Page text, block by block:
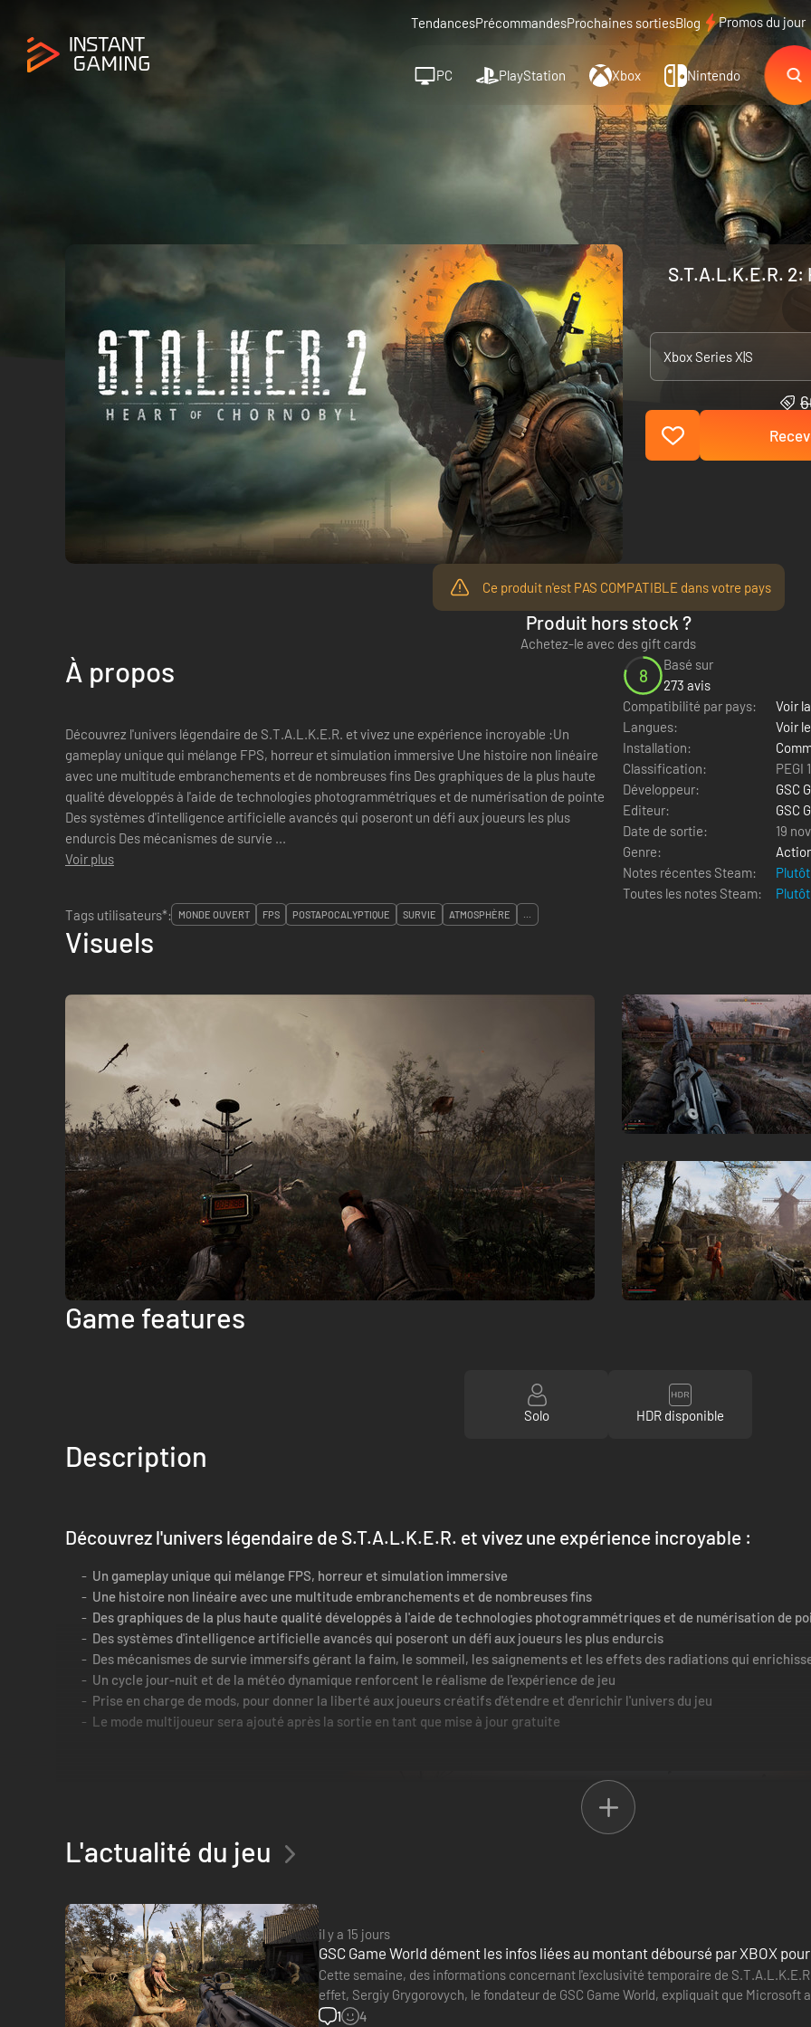
TendancesPrécommandesProchaines sortiesBlog Promos du jour
PC PlayStation Xbox Nintendo
S.T.A.L.K.E.R.
Xbox Series X|S
Ce produit n'est PAS COMPATIBLE dans votre pays
Produit hors stock ?
Achetez-le avec des gift cards
À propos
Découvrez l'univers légendaire de S.T.A.L.K.E.R. et vivez une expérience incroyable :Un
gameplay unique qui mélange FPS, horreur et simulation immersive Une histoire non linéaire
avec une multitude embranchements et de nombreuses fins Des graphiques de la plus haute
qualité développés à l'aide de technologies photogrammétriques et de numérisation de pointe
Des systèmes d'intelligence artificielle avancés qui poseront un défi aux joueurs les plus
endurcis Des mécanismes de survie ...
Voir plus
8
Basé sur
273 avis
Compatibilité par pays:
Voir
Langues:
Voir
Installation:
Classification:
PEGI
Développeur:
GSC
Editeur:
GSC
Date de sortie:
19
Genre:
Notes récentes Steam:
Toutes les notes Steam:
Tags utilisateurs*:
MONDE OUVERT FPS POSTAPOCALYPTIQUE SURVIE ATMOSPHÈRE ...
Visuels
Game features
Solo HDR disponible
Description
Découvrez l'univers légendaire de S.T.A.L.K.E.R. et vivez une expérience incroyable :
Un gameplay unique qui mélange FPS, horreur et simulation immersive
Une histoire non linéaire avec une multitude embranchements et de nombreuses fins
Des graphiques de la plus haute qualité développés à l'aide de technologies photogrammétriques et de numérisation de
Des systèmes d'intelligence artificielle avancés qui poseront un défi aux joueurs les plus endurcis
Des mécanismes de survie immersifs gérant la faim, le sommeil, les saignements et les effets des radiations qui
Un cycle jour-nuit et de la météo dynamique renforcent le réalisme de l'expérience de jeu
Prise en charge de mods, pour donner la liberté aux joueurs créatifs d'étendre et d'enrichir l'univers du jeu
Le mode multijoueur sera ajouté après la sortie en tant que mise à jour gratuite
L'actualité du jeu
il y a 15 jours
GSC Game World dément les infos liées au montant déboursé par XBOX
Cette semaine, des informations concernant l'exclusivité temporaire de
effet, Sergiy Grygorovych, le fondateur de GSC Game World, expliquait que
éviter qu'il ne…
1 4